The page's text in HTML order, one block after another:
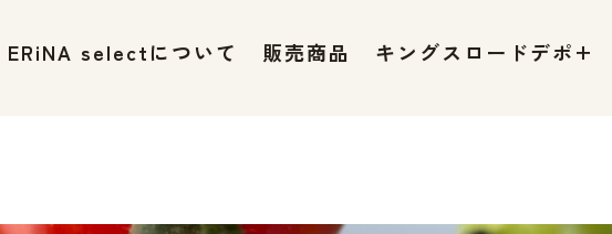
ERiNA selectについて 販売商品 キングスロードデポ+